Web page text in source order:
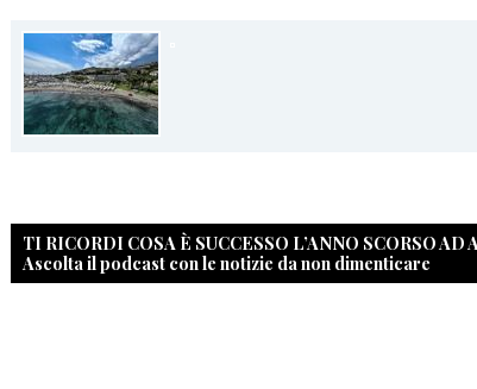
TI RICORDI COSA È SUCCESSO L’ANNO SCORSO AD
Ascolta il podcast con le notizie da non dimenticare